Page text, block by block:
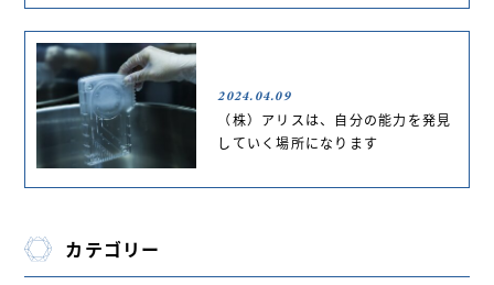
2024.04.09
（株）アリスは、自分の能力を発見
していく場所になります
カテゴリー